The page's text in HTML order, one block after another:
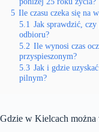
5 Ile czasu czeka się na
5.1 Jak sprawdzić,
odbioru?
5.2 Ile wynosi czas
przyspieszonym?
5.3 Jak i gdzie
pilnym?
Gdzie w Kielcach